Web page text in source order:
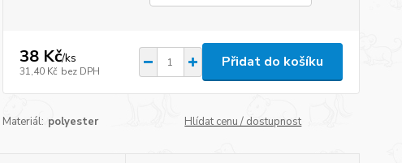
38 Kč/ks
31,40 Kč bez DPH
Přidat do košíku
Materiál: polyester Hlídat cenu / dostupnost